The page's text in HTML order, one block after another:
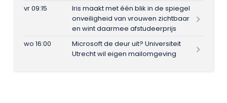
vr 09:15
Iris maakt met één blik in de spiegel
onveiligheid van vrouwen zichtbaar
en wint daarmee afstudeerprijs
wo 16:00
Microsoft de deur uit? Universiteit
Utrecht wil eigen mailomgeving